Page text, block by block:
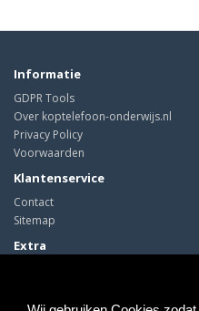
Informatie
GDPR Tools
Over koptelefoon-onderwijs.nl
Privacy Policy
Voorwaarden
Klantenservice
Contact
Sitemap
Extra